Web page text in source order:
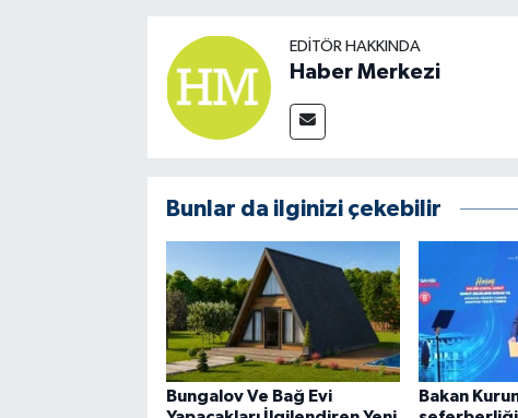
EDITÖR HAKKINDA
Haber Merkezi
Bunlar da ilginizi çekebilir
Bungalov Ve Bağ Evi
Bakan